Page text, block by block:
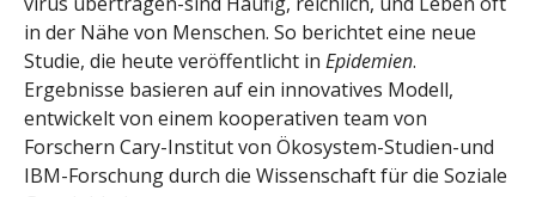
in der Nähe von Menschen. So berichtet eine neue
Studie, die heute veröffentlicht in Epidemien.
Ergebnisse basieren auf ein innovatives Modell,
entwickelt von einem kooperativen team von
Forschern Cary-Institut von Ökosystem-Studien-und
IBM-Forschung durch die Wissenschaft für die Soziale